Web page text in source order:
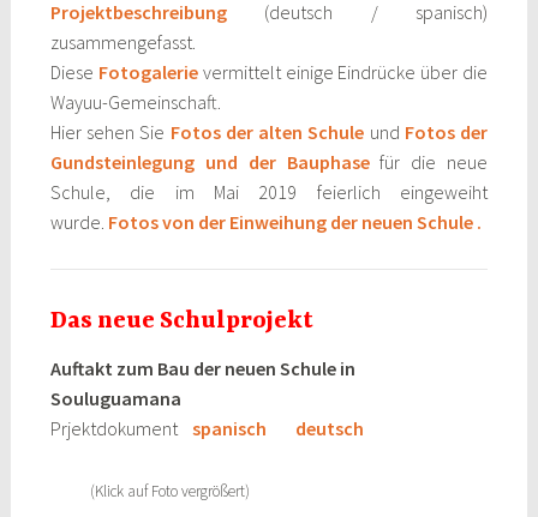
Projektbeschreibung(deutsch / spanisch)
zusammengefasst.
Diese Fotogalerievermittelt einige Eindrücke über die
Wayuu-Gemeinschaft.
Hier sehen Sie Fotos der alten Schule und Fotos der
Gundsteinlegung und der Bauphasefür die neue
Schule, die im Mai 2019 feierlich eingeweiht
wurde. Fotos von der Einweihung der neuen Schule .
Das neue Schulprojekt
Auftakt zum Bau der neuen Schule in
Souluguamana
Prjektdokument spanisch deutsch
(Klick auf Foto vergrößert)